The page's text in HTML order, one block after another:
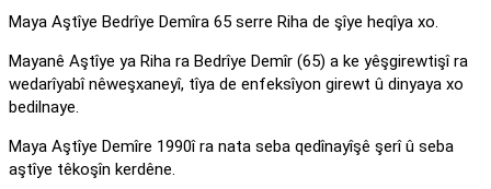
Maya Aştîye Bedrîye Demîra 65 serre Riha de şîye heqîya xo.
Mayanê Aştîye ya Riha ra Bedrîye Demîr (65) a ke yêşgirewtişî ra
wedarîyabî nêweşxaneyî, tîya de enfeksîyon girewt û dinyaya xo
bedilnaye.
Maya Aştîye Demîre 1990î ra nata seba qedînayîşê şerî û seba
aştîye têkoşîn kerdêne.